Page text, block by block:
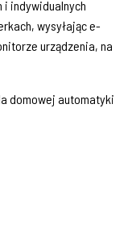
indywidualnych
wysyłając e-
urządzenia, na
domowej automatyki